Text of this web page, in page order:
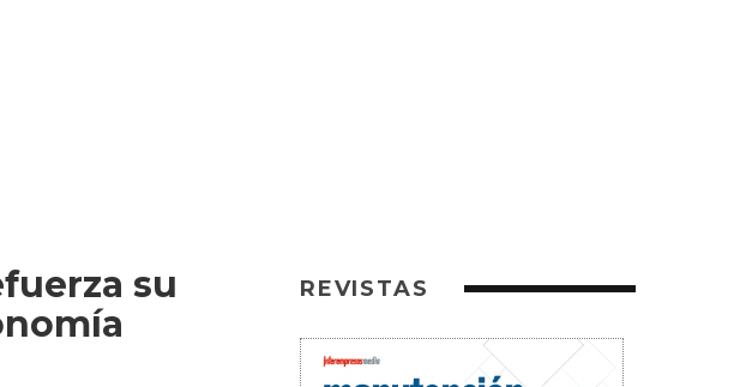
su
REVISTAS